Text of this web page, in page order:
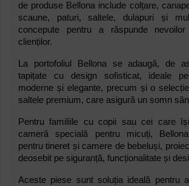
de produse Bellona include colțare,
scaune, paturi, saltele, dulapuri și
concepute pentru a răspunde
clienților.
La portofoliul Bellona se adaugă, de
tapițate cu design sofisticat, ideale
moderne și elegante, precum și o
saltele premium, care asigură un somn
Pentru familiile cu copii sau cei care
cameră specială pentru micuți,
pentru tineret și camere de bebeluși,
deosebit pe siguranță, funcționalitate și
Aceste piese sunt soluția ideală pentru